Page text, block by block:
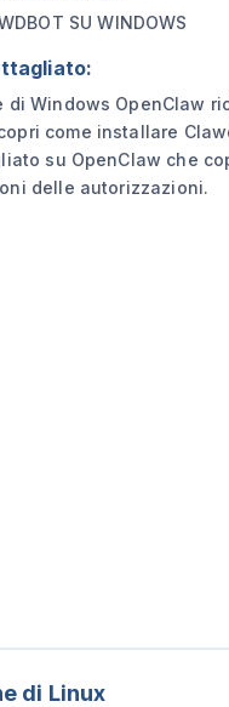
SU WINDOWS
di Windows OpenClaw
come installare
su OpenClaw che
delle autorizzazioni.
di Linux